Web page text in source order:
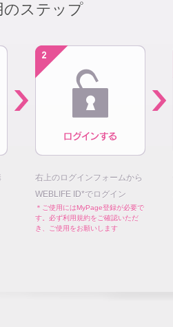
のステップ
右上のログインフォームから
WEBLIFE ID*でログイン
＊ご使用にはMyPage登録が必要で
す。必ず利用規約をご確認いただ
き、ご使用をお願いします